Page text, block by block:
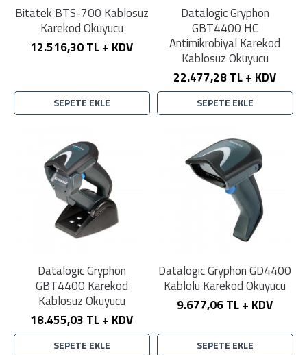
Bitatek BTS-700 Kablosuz
Karekod Okuyucu
12.516,30 TL + KDV
SEPETE EKLE
Datalogic Gryphon
GBT4400 HC
Antimikrobiyal Karekod
Kablosuz Okuyucu
22.477,28 TL + KDV
SEPETE EKLE
Datalogic Gryphon
GBT4400 Karekod
Kablosuz Okuyucu
18.455,03 TL + KDV
SEPETE EKLE
Datalogic Gryphon GD4400
Kablolu Karekod Okuyucu
9.677,06 TL + KDV
SEPETE EKLE